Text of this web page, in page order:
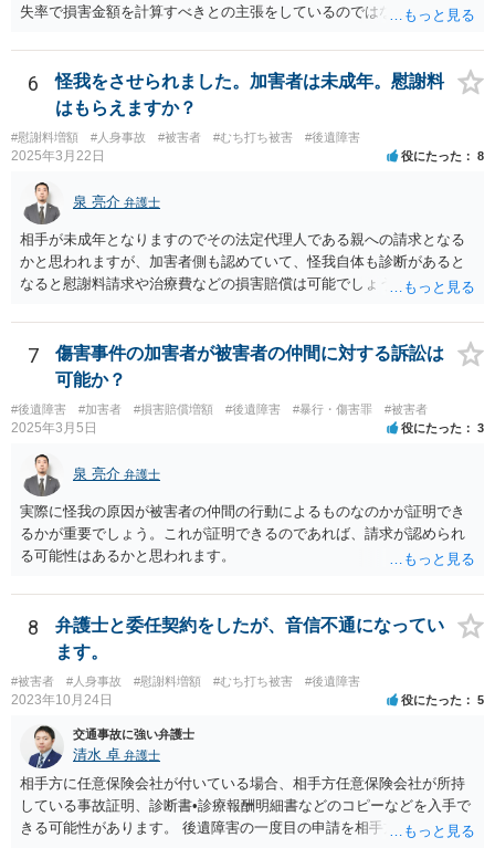
失率で損害金額を計算すべきとの主張をしているのではないでしょう
ので、弁護士を交代しても状況は変わらないでしょう。今の弁護士と
十分に打ち合わせをすることが重要だと思います。
6
怪我をさせられました。加害者は未成年。慰謝料
はもらえますか？
#慰謝料増額 #人身事故 #被害者 #むち打ち被害 #後遺障害
2025年3月22日 役にたった 8
泉 亮介 弁護士
相手が未成年となりますのでその法定代理人である親への請求となる
かと思われますが、加害者側も認めていて、怪我自体も診断があると
なると慰謝料請求や治療費などの損害賠償は可能でしょう。 整骨院へ
い場合が多いです。 また、保険会社から提案される金額は低めに出さ
れることも多いため、その交渉のために弁護士を入れるということも
考えられるかと思われます。
7
傷害事件の加害者が被害者の仲間に対する訴訟は
可能か？
#後遺障害 #加害者 #損害賠償増額 #後遺障害 #暴行・傷害罪 #被害者
2025年3月5日 役にたった 3
泉 亮介 弁護士
実際に怪我の原因が被害者の仲間の行動によるものなのかが証明でき
るかが重要でしょう。これが証明できるのであれば、請求が認められ
る可能性はあるかと思われます。
8
弁護士と委任契約をしたが、音信不通になってい
ます。
#被害者 #人身事故 #慰謝料増額 #むち打ち被害 #後遺障害
2023年10月24日 役にたった 5
交通事故に強い弁護士
清水 卓 弁護士
相手方に任意保険会社が付いている場合、相手方任意保険会社が所持
している事故証明、診断書•診療報酬明細書などのコピーなどを入手で
きる可能性があります。 後遺障害の一度目の申請を相手方任意保険会